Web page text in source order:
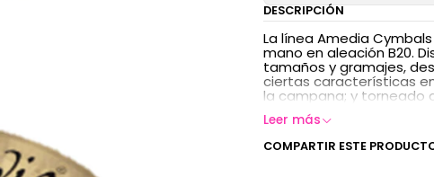
DESCRIPCIÓN
La línea Amedia
mano en aleación B20.
tamaños y gramajes,
ciertas características
la campana; y torneado
Leer más
COMPARTIR ESTE